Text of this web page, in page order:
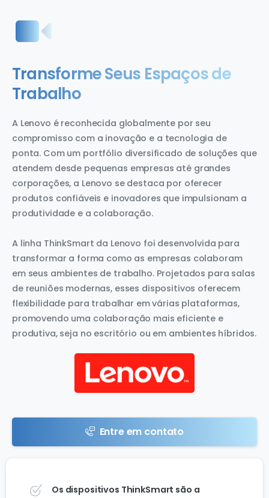
Transforme Seus Espaços de
Trabalho
A Lenovo é reconhecida globalmente por seu
compromisso com a inovação e a tecnologia de
ponta. Com um portfólio diversificado de soluções que
atendem desde pequenas empresas até grandes
corporações, a Lenovo se destaca por oferecer
produtos confiáveis e inovadores que impulsionam a
produtividade e a colaboração.
A linha ThinkSmart da Lenovo foi desenvolvida para
transformar a forma como as empresas colaboram
em seus ambientes de trabalho. Projetados para salas
de reuniões modernas, esses dispositivos oferecem
flexibilidade para trabalhar em várias plataformas,
promovendo uma colaboração mais eficiente e
produtiva, seja no escritório ou em ambientes híbridos.
Entre em contato
Os dispositivos ThinkSmart são a